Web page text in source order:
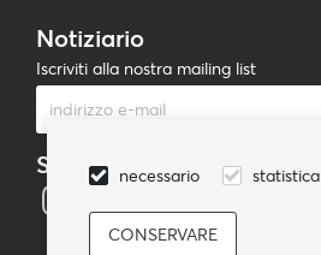
necessario statistica
Notiziario
Iscriviti alla nostra mailing list
Seguici